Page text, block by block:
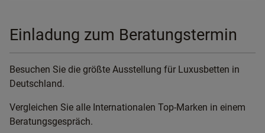
Einladung zum Beratungstermin
Besuchen Sie die größte Ausstellung für Luxusbetten in
Deutschland.
Vergleichen Sie alle Internationalen Top-Marken in einem
Beratungsgespräch.